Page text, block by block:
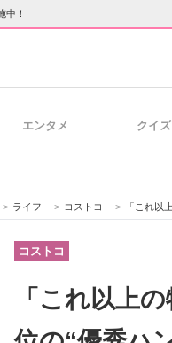
中！
方のヒント
専門サイト 企業向けIT
エンタメ クイズ
> ライフ > コストコ > 「これ以上の
コストコ
「これ以上